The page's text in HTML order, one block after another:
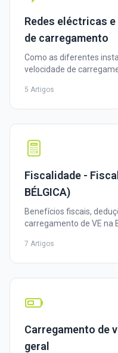
Redes eléctricas
de carregamento
Como as diferentes
velocidade de
5 Artigos
Fiscalidade -
BÉLGICA)
Benefícios fiscais,
carregamento de VE na
7 Artigos
Carregamento de
geral